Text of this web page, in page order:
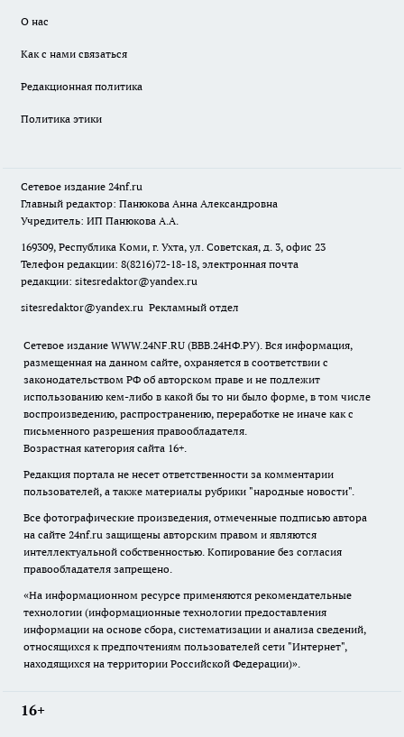
О нас
Как с нами связаться
Редакционная политика
Политика этики
Сетевое издание 24nf.ru
Главный редактор: Панюкова Анна Александровна
Учредитель: ИП Панюкова А.А.
169309, Республика Коми, г. Ухта, ул. Советская, д. 3, офис 23
Телефон редакции: 8(8216)72-18-18, электронная почта
редакции: sitesredaktor@yandex.ru
sitesredaktor@yandex.ru Рекламный отдел
Сетевое издание WWW.24NF.RU (ВВВ.24НФ.РУ). Вся информация,
размещенная на данном сайте, охраняется в соответствии с
законодательством РФ об авторском праве и не подлежит
использованию кем-либо в какой бы то ни было форме, в том числе
воспроизведению, распространению, переработке не иначе как с
письменного разрешения правообладателя.
Возрастная категория сайта 16+.
Редакция портала не несет ответственности за комментарии
пользователей, а также материалы рубрики "народные новости".
Все фотографические произведения, отмеченные подписью автора
на сайте 24nf.ru защищены авторским правом и являются
интеллектуальной собственностью. Копирование без согласия
правообладателя запрещено.
«На информационном ресурсе применяются рекомендательные
технологии (информационные технологии предоставления
информации на основе сбора, систематизации и анализа сведений,
относящихся к предпочтениям пользователей сети "Интернет",
находящихся на территории Российской Федерации)».
16+